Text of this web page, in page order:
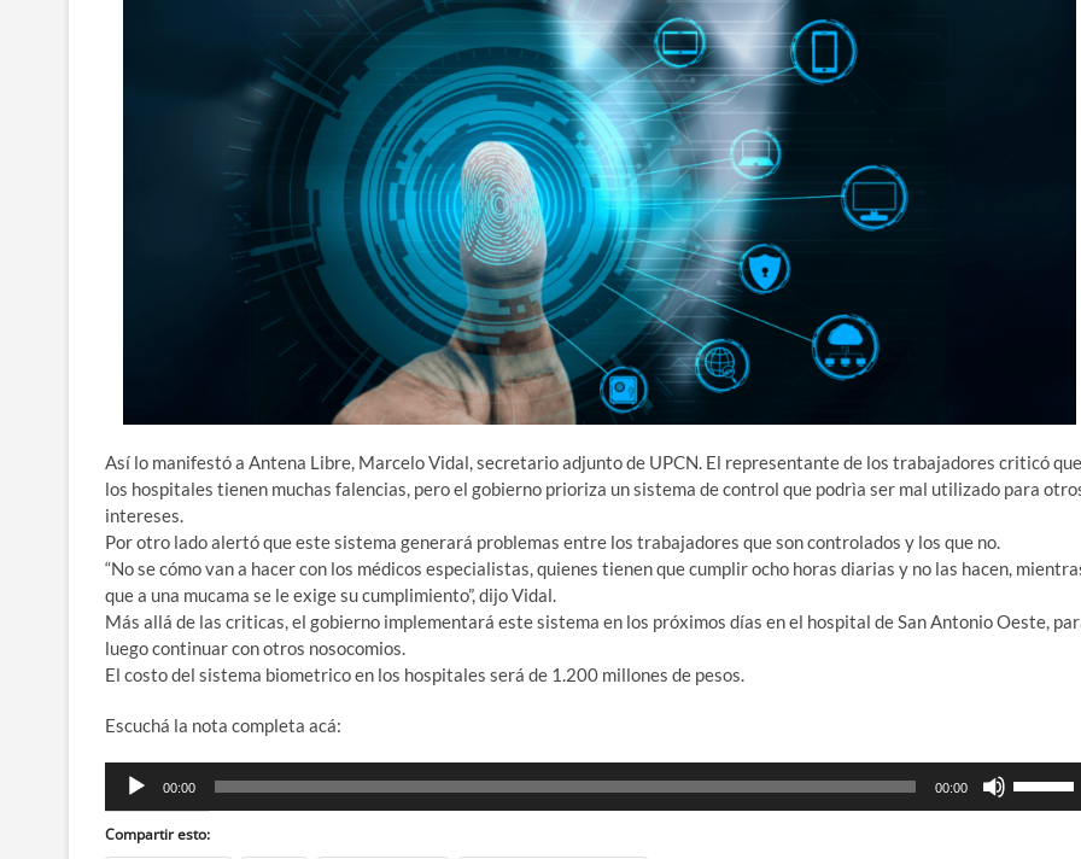
Así lo manifestó a Antena Libre, Marcelo Vidal, secretario adjunto de UPCN. El representante de los trabajadores criticó que
los hospitales tienen muchas falencias, pero el gobierno prioriza un sistema de control que podrìa ser mal utilizado para
intereses.
Por otro lado alertó que este sistema generará problemas entre los trabajadores que son controlados y los que no.
“No se cómo van a hacer con los médicos especialistas, quienes tienen que cumplir ocho horas diarias y no las hacen,
que a una mucama se le exige su cumplimiento”, dijo Vidal.
Más allá de las criticas, el gobierno implementará este sistema en los próximos días en el hospital de San Antonio Oeste,
luego continuar con otros nosocomios.
El costo del sistema biometrico en los hospitales será de 1.200 millones de pesos.
Escuchá la nota completa acá:
Reproductor
audio
00:00 00:00
Compartir esto: